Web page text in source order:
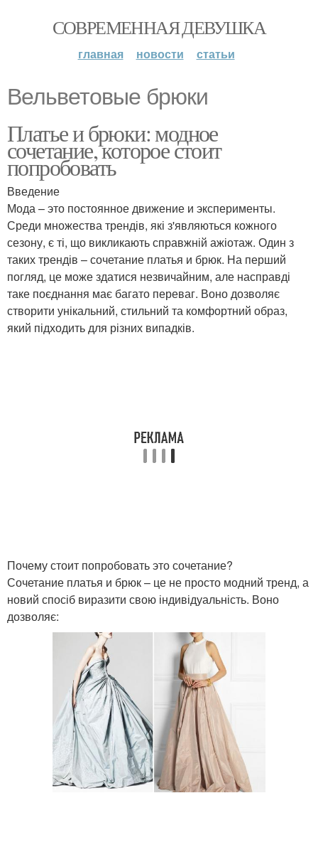
СОВРЕМЕННАЯ ДЕВУШКА
главная новости статьи
Вельветовые брюки
Платье и брюки: модное
сочетание, которое стоит
попробовать
Введение
Мода – это постоянное движение и эксперименты.
Среди множества трендів, які з'являються кожного
сезону, є ті, що викликають справжній ажіотаж. Один з
таких трендів – сочетание платья и брюк. На перший
погляд, це може здатися незвичайним, але насправді
таке поєднання має багато переваг. Воно дозволяє
створити унікальний, стильний та комфортний образ,
який підходить для різних випадків.
Почему стоит попробовать это сочетание?
Сочетание платья и брюк – це не просто модний тренд, а
новий спосіб виразити свою індивідуальність. Воно
дозволяє: